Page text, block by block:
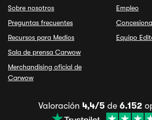
Sobre nosotros
Preguntas frecuentes
Recursos para Medios
Sala de prensa Carwow
Merchandising oficial de
Carwow
Empleo
Equipo
Valoración 4,4/5 de 6.152